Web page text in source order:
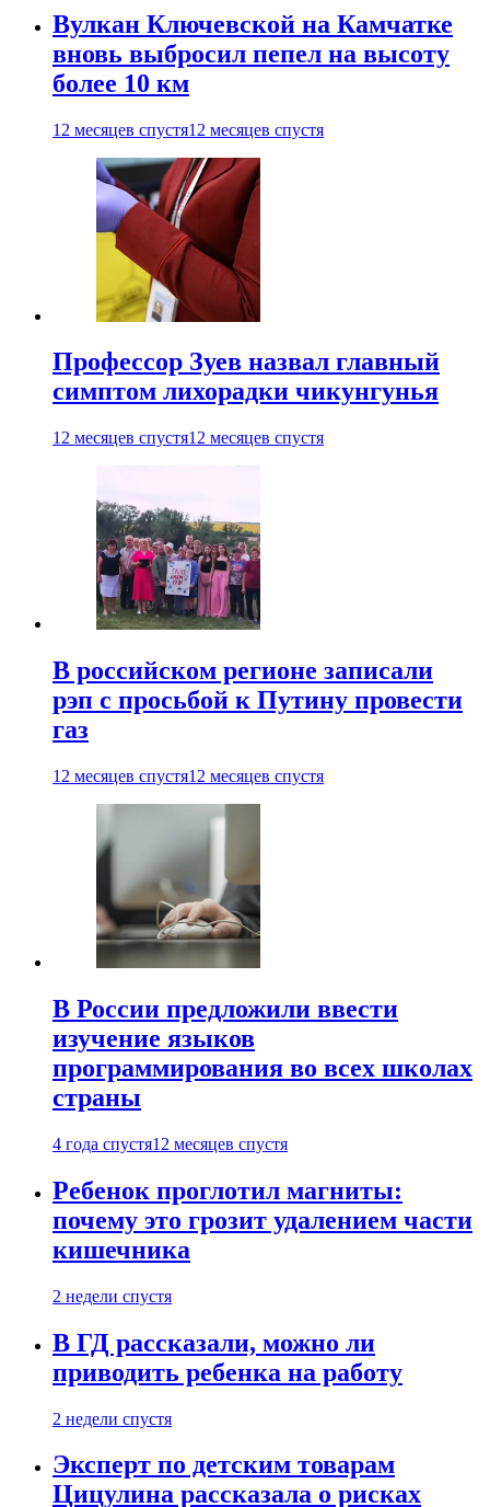
Вулкан Ключевской на Камчатке
вновь выбросил пепел на высоту
более 10 км
12 месяцев спустя12 месяцев спустя
Профессор Зуев назвал главный
симптом лихорадки чикунгунья
12 месяцев спустя12 месяцев спустя
В российском регионе записали
рэп с просьбой к Путину провести
газ
12 месяцев спустя12 месяцев спустя
В России предложили ввести
изучение языков
программирования во всех школах
страны
4 года спустя12 месяцев спустя
Ребенок проглотил магниты:
почему это грозит удалением части
кишечника
2 недели спустя
В ГД рассказали, можно ли
приводить ребенка на работу
2 недели спустя
Эксперт по детским товарам
Цицулина рассказала о рисках